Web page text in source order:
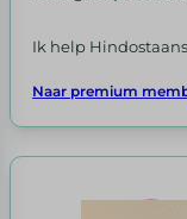
Ik help
Naar premium